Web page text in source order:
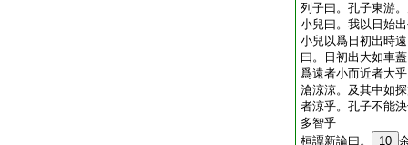
列子曰。孔子東游
小兒曰。我以日始
小兒以爲日初出時
曰。日初出大如車
爲遠者小而近者大
滄涼涼。及其中如
者涼乎。孔子不能
多智乎
桓譚新論曰。
10